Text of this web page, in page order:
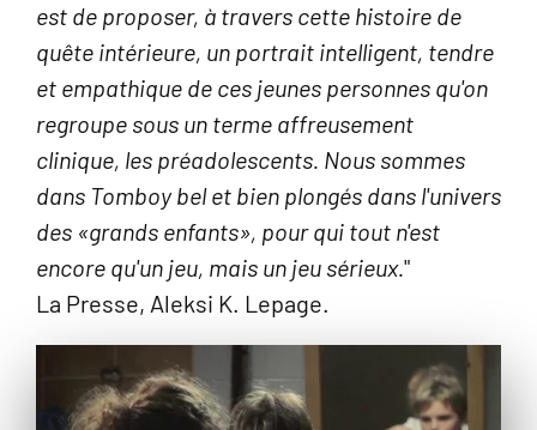
est de proposer, à travers cette histoire de
quête intérieure, un portrait intelligent, tendre
et empathique de ces jeunes personnes qu'on
regroupe sous un terme affreusement
clinique, les préadolescents. Nous sommes
dans Tomboy bel et bien plongés dans l'univers
des «grands enfants», pour qui tout n'est
encore qu'un jeu, mais un jeu sérieux."
La Presse, Aleksi K. Lepage.